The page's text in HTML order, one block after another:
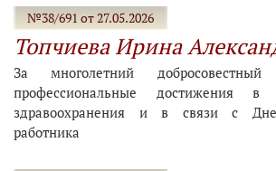
№38/691 от 27.05.2026
Топчиева Ирина
За многолетний
профессиональные достижения в
здравоохранения и в связи с
работника